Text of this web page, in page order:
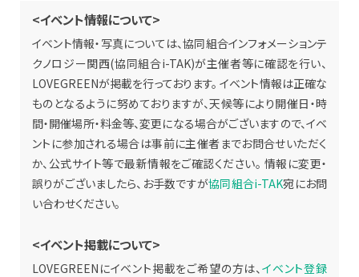
<イベント情報について>
イベント情報・写真については、協同組合インフォメーションテ
クノロジー関西(協同組合i-TAK)が主催者等に確認を行い、
LOVEGREENが掲載を行っております。 イベント情報は正確な
ものとなるように努めておりますが、天候等により開催日・時
間・開催場所・料金等、変更になる場合がございますので、イベ
ントに参加される場合は事前に主催者までお問合せいただく
か、公式サイト等で最新情報をご確認ください。 情報に変更・
誤りがございましたら、お手数ですが協同組合i-TAK宛にお問
い合わせください。
<イベント掲載について>
LOVEGREENにイベント掲載をご希望の方は、 イベント登録